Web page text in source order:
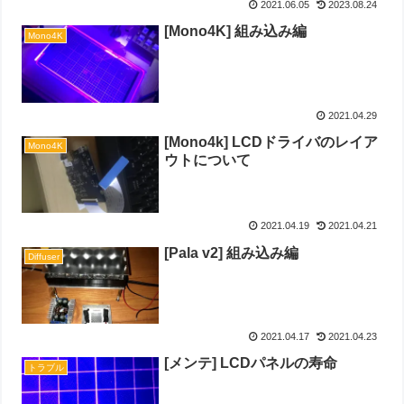
2021.06.05 2023.08.24
Mono4K [Mono4K] 組み込み編
2021.04.29
Mono4K
[Mono4k] LCDドライバのレイア
ウトについて
2021.04.19 2021.04.21
Diffuser [Pala v2] 組み込み編
2021.04.17 2021.04.23
トラブル [メンテ] LCDパネルの寿命